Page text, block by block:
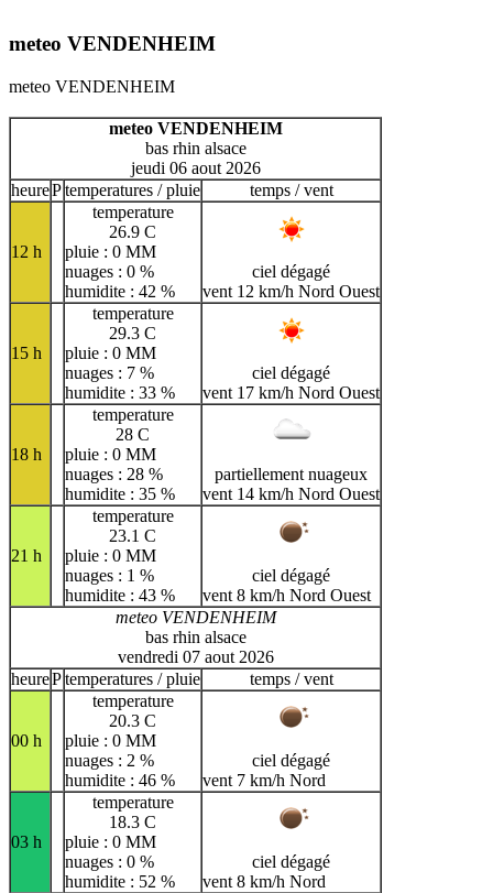
meteo VENDENHEIM
meteo VENDENHEIM
meteo VENDENHEIM
bas rhin alsace
jeudi 06 aout 2026
heurePtemperatures / pluie temps / vent
12 h
temperature
26.9 C
pluie : 0 MM
nuages : 0 %
humidite : 42 %
ciel dégagé
vent 12 km/h Nord Ouest
15 h
temperature
29.3 C
pluie : 0 MM
nuages : 7 %
humidite : 33 %
ciel dégagé
vent 17 km/h Nord Ouest
18 h
temperature
28 C
pluie : 0 MM
nuages : 28 %
humidite : 35 %
partiellement nuageux
vent 14 km/h Nord Ouest
21 h
temperature
23.1 C
pluie : 0 MM
nuages : 1 %
humidite : 43 %
ciel dégagé
vent 8 km/h Nord Ouest
meteo VENDENHEIM
bas rhin alsace
vendredi 07 aout 2026
heurePtemperatures / pluie temps / vent
00 h
temperature
20.3 C
pluie : 0 MM
nuages : 2 %
humidite : 46 %
ciel dégagé
vent 7 km/h Nord
03 h
temperature
18.3 C
pluie : 0 MM
nuages : 0 %
humidite : 52 %
ciel dégagé
vent 8 km/h Nord